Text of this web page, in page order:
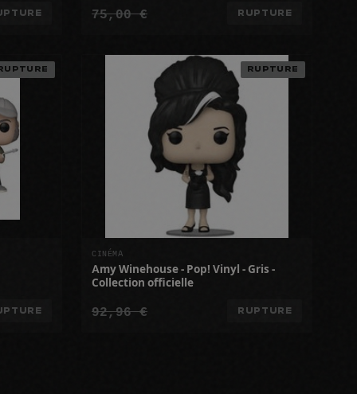
75,00 € RUPTURE
RUPTURE
CINÉMA
Amy Winehouse - Pop! Vinyl - Gris -
Collection officielle
92,96 € RUPTURE